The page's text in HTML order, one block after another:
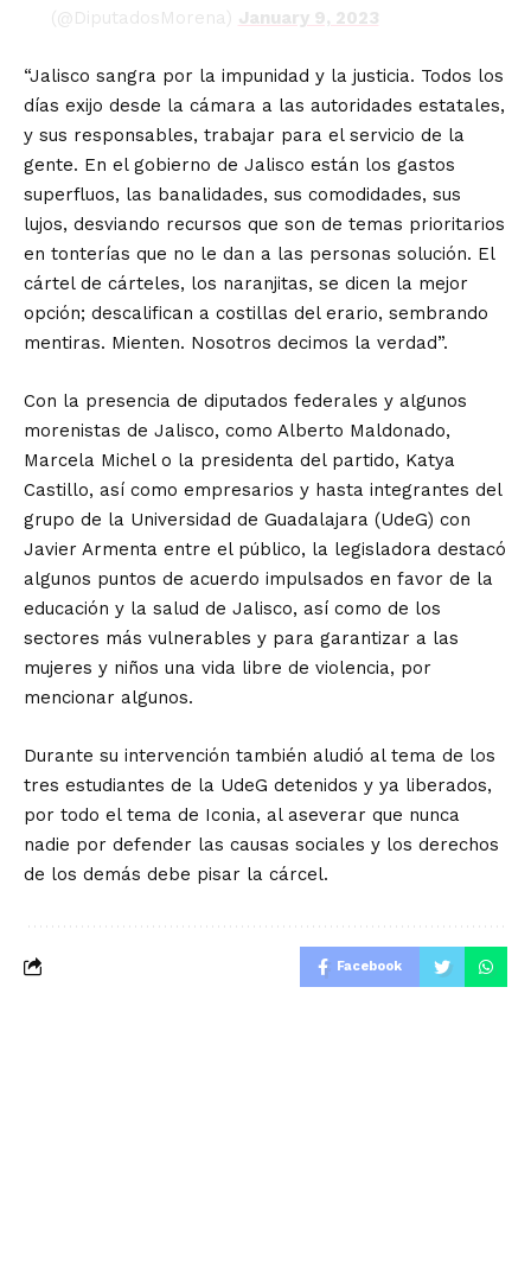
(@DiputadosMorena) January 9, 2023
“Jalisco sangra por la impunidad y la justicia. Todos los
días exijo desde la cámara a las autoridades estatales,
y sus responsables, trabajar para el servicio de la
gente. En el gobierno de Jalisco están los gastos
superfluos, las banalidades, sus comodidades, sus
lujos, desviando recursos que son de temas prioritarios
en tonterías que no le dan a las personas solución. El
cártel de cárteles, los naranjitas, se dicen la mejor
opción; descalifican a costillas del erario, sembrando
mentiras. Mienten. Nosotros decimos la verdad”.
Con la presencia de diputados federales y algunos
morenistas de Jalisco, como Alberto Maldonado,
Marcela Michel o la presidenta del partido, Katya
Castillo, así como empresarios y hasta integrantes del
grupo de la Universidad de Guadalajara (UdeG) con
Javier Armenta entre el público, la legisladora destacó
algunos puntos de acuerdo impulsados en favor de la
educación y la salud de Jalisco, así como de los
sectores más vulnerables y para garantizar a las
mujeres y niños una vida libre de violencia, por
mencionar algunos.
Durante su intervención también aludió al tema de los
tres estudiantes de la UdeG detenidos y ya liberados,
por todo el tema de Iconia, al aseverar que nunca
nadie por defender las causas sociales y los derechos
de los demás debe pisar la cárcel.
Facebook